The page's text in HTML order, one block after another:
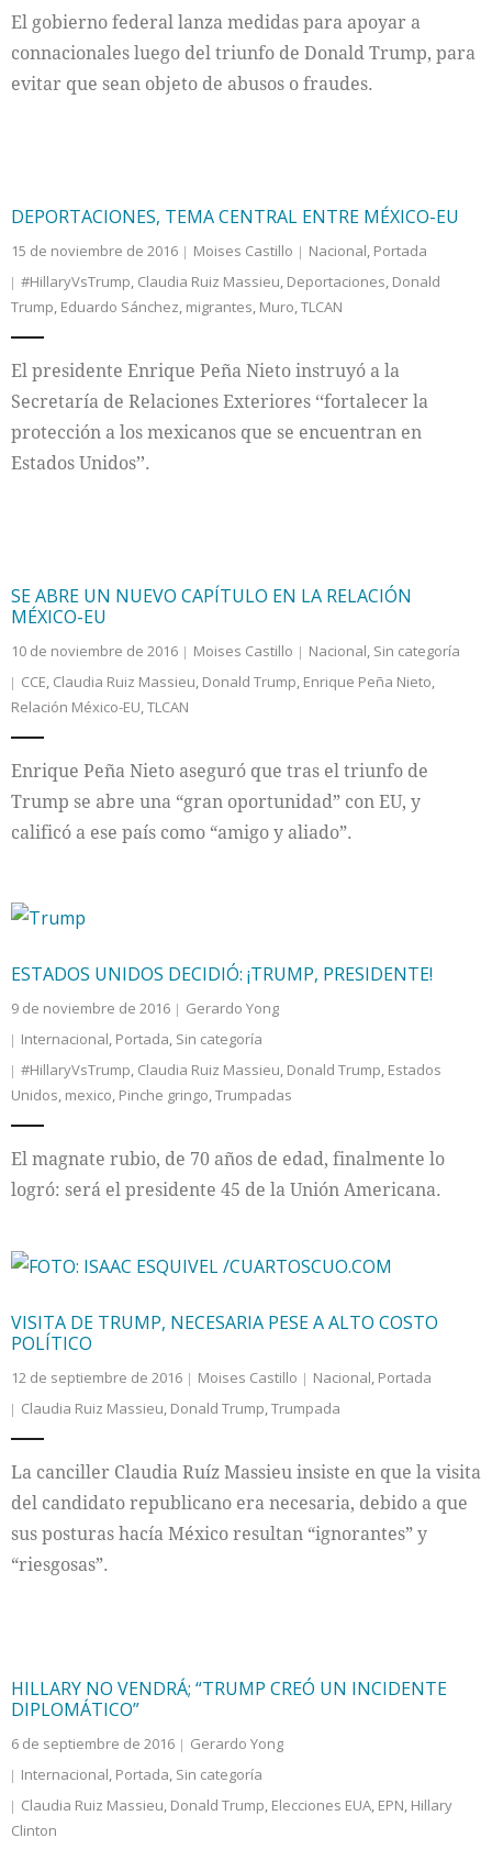
El gobierno federal lanza medidas para apoyar a
connacionales luego del triunfo de Donald Trump, para
evitar que sean objeto de abusos o fraudes.
DEPORTACIONES, TEMA CENTRAL ENTRE MÉXICO-EU
15 de noviembre de 2016 Moises Castillo Nacional, Portada
#HillaryVsTrump, Claudia Ruiz Massieu, Deportaciones, Donald
Trump, Eduardo Sánchez, migrantes, Muro,TLCAN
El presidente Enrique Peña Nieto instruyó a la
Secretaría de Relaciones Exteriores ‘‘fortalecer la
protección a los mexicanos que se encuentran en
Estados Unidos’’.
SE ABRE UN NUEVO CAPÍTULO EN LA RELACIÓN
MÉXICO-EU
10 de noviembre de 2016 Moises Castillo Nacional, Sin categoría
CCE, Claudia Ruiz Massieu, Donald Trump, Enrique Peña Nieto,
Relación México-EU,TLCAN
Enrique Peña Nieto aseguró que tras el triunfo de
Trump se abre una “gran oportunidad” con EU, y
calificó a ese país como “amigo y aliado”.
ESTADOS UNIDOS DECIDIÓ: ¡TRUMP, PRESIDENTE!
9 de noviembre de 2016
Gerardo Yong
Internacional, Portada, Sin categoría
#HillaryVsTrump, Claudia Ruiz Massieu, Donald Trump, Estados
Unidos, mexico, Pinche gringo,Trumpadas
El magnate rubio, de 70 años de edad, finalmente lo
logró: será el presidente 45 de la Unión Americana.
VISITA DE TRUMP, NECESARIA PESE A ALTO COSTO
POLÍTICO
12 de septiembre de 2016 Moises Castillo Nacional, Portada
Claudia Ruiz Massieu, Donald Trump,Trumpada
La canciller Claudia Ruíz Massieu insiste en que la visita
del candidato republicano era necesaria, debido a que
sus posturas hacía México resultan “ignorantes” y
“riesgosas”.
HILLARY NO VENDRÁ; “TRUMP CREÓ UN INCIDENTE
DIPLOMÁTICO”
6 de septiembre de 2016
Gerardo Yong
Internacional, Portada, Sin categoría
Claudia Ruiz Massieu, Donald Trump, Elecciones EUA, EPN, Hillary
Clinton